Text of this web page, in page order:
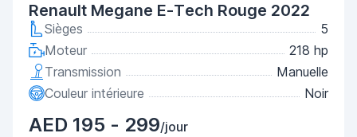
Renault Megane E-Tech Rouge 2022
Sièges
5
Moteur
218 hp
Transmission
Manuelle
Couleur intérieure
Noir
AED 195 - 299/jour